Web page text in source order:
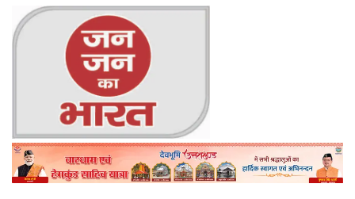
Jan Jan Ka Bharat
Online Trending Hindi News Website